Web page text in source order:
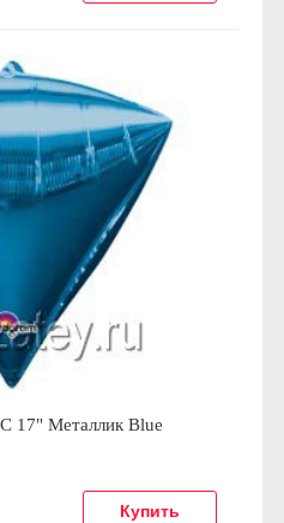
Металлик Blue